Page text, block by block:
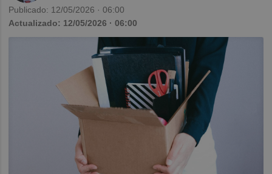
Publicado: 12/05/2026 · 06:00
Actualizado: 12/05/2026 · 06:00